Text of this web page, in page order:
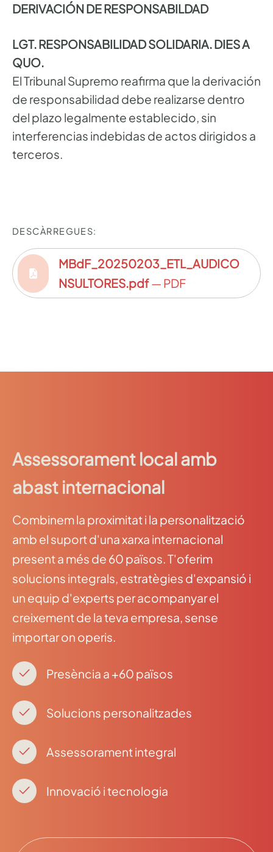
DERIVACIÓN DE RESPONSABILDAD
LGT. RESPONSABILIDAD SOLIDARIA. DIES A
QUO.
El Tribunal Supremo reafirma que la derivación
de responsabilidad debe realizarse dentro
del plazo legalmente establecido, sin
interferencias indebidas de actos dirigidos a
terceros.
DESCÀRREGUES:
MBdF_20250203_ETL_AUDICO
NSULTORES.pdf— PDF
Assessorament local amb
abast internacional
Combinem la proximitat i la personalització
amb el suport d'una xarxa internacional
present a més de 60 països. T'oferim
solucions integrals, estratègies d'expansió i
un equip d'experts per acompanyar el
creixement de la teva empresa, sense
importar on operis.
Presència a +60 països
Solucions personalitzades
Assessorament integral
Innovació i tecnologia